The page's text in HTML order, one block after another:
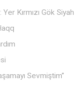
Kırmızı Gök Siyah
Sevmiştim”